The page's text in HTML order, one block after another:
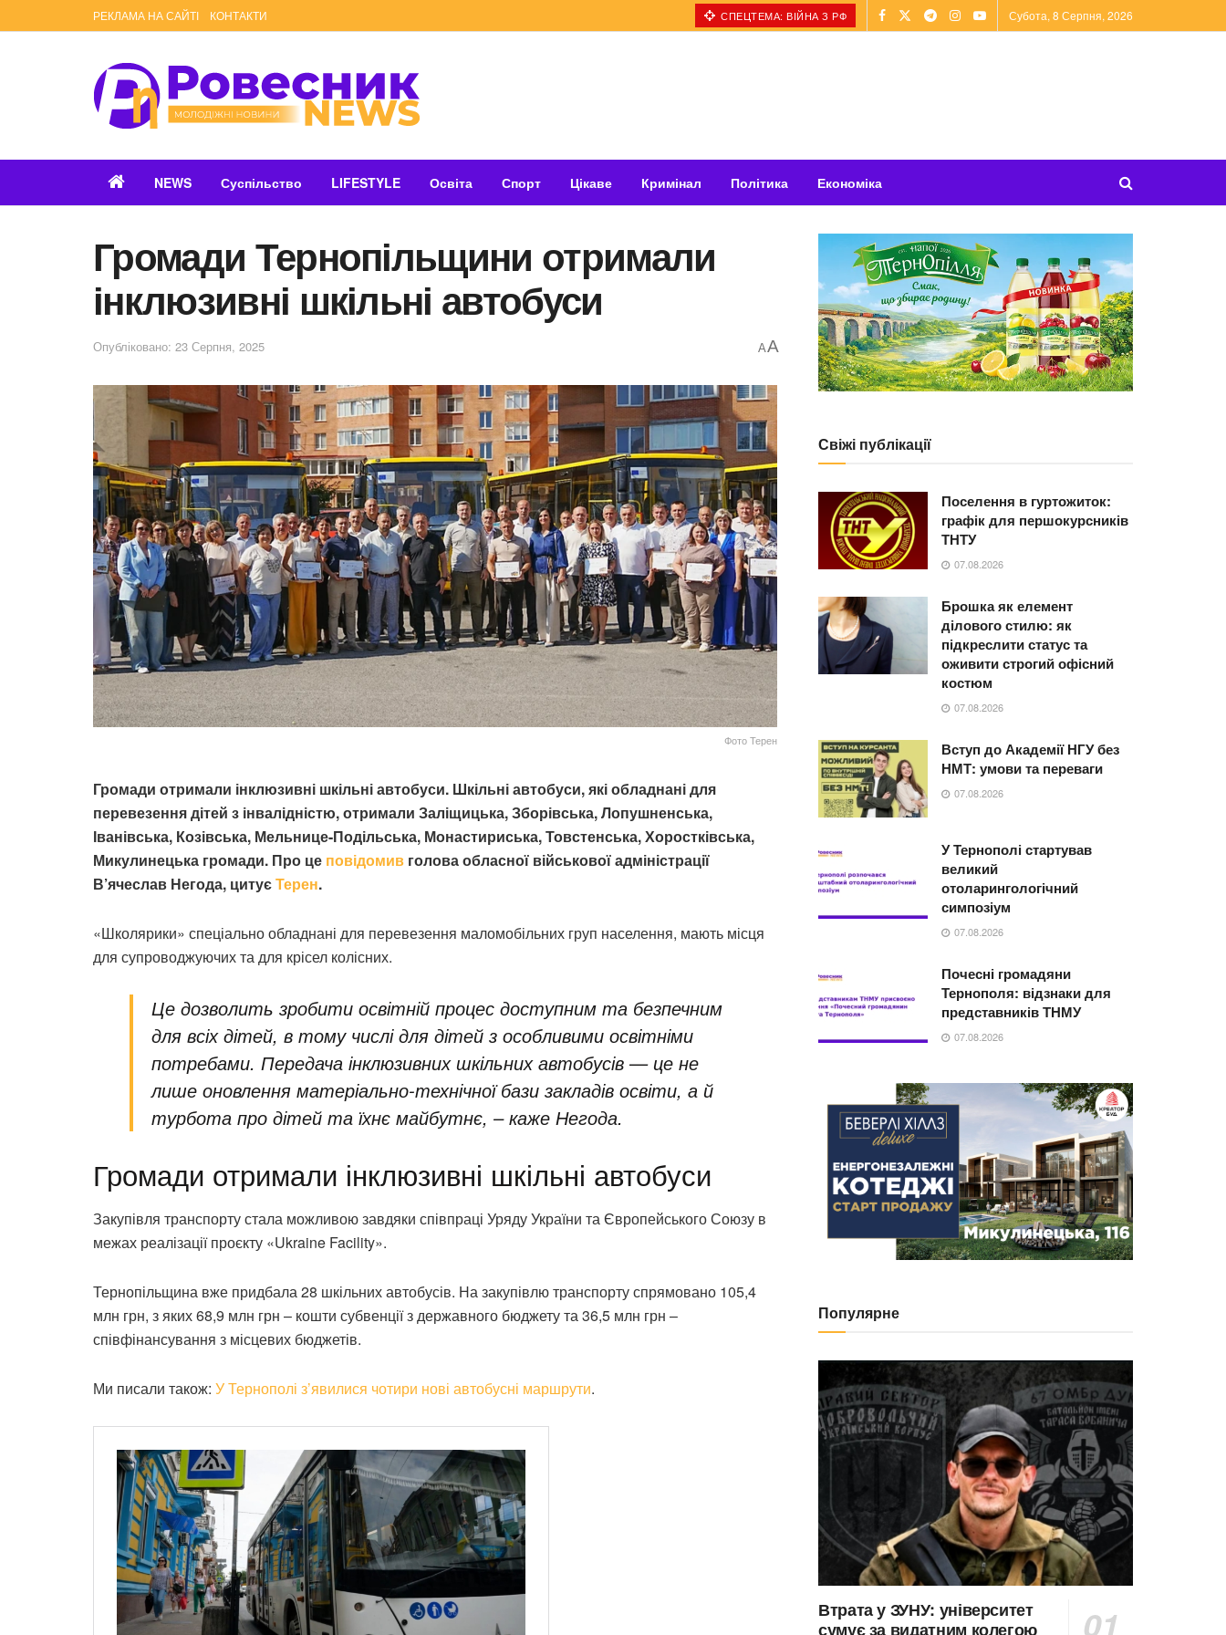
РЕКЛАМА НА САЙТІ КОНТАКТИ СПЕЦТЕМА: ВІЙНА З РФ Субота, 8 Серпня, 2026
NEWS Суспільство LIFESTYLE Освіта Спорт Цікаве Кримінал Політика Економіка
Громади Тернопільщини отримали
інклюзивні шкільні автобуси
Опубліковано: 23 Серпня, 2025 AA
Фото Терен
Громади отримали інклюзивні шкільні автобуси. Шкільні автобуси, які обладнані для
перевезення дітей з інвалідністю, отримали Заліщицька, Зборівська, Лопушненська,
Іванівська, Козівська, Мельнице-Подільська, Монастириська, Товстенська, Хоростківська,
Микулинецька громади. Про це повідомив голова обласної військової адміністрації
В’ячеслав Негода, цитуєТерен.
«Школярики» спеціально обладнані для перевезення маломобільних груп населення, мають місця
для супроводжуючих та для крісел колісних.
Це дозволить зробити освітній процес доступним та безпечним
для всіх дітей, в тому числі для дітей з особливими освітніми
потребами. Передача інклюзивних шкільних автобусів — це не
лише оновлення матеріально-технічної бази закладів освіти, а й
турбота про дітей та їхнє майбутнє, – каже Негода.
Громади отримали інклюзивні шкільні автобуси
Закупівля транспорту стала можливою завдяки співпраці Уряду України та Європейського Союзу в
межах реалізації проєкту «Ukraine Facility».
Тернопільщина вже придбала 28 шкільних автобусів. На закупівлю транспорту спрямовано 105,4
млн грн, з яких 68,9 млн грн – кошти субвенції з державного бюджету та 36,5 млн грн –
співфінансування з місцевих бюджетів.
Ми писали також: У Тернополі з’явилися чотири нові автобусні маршрути.
Свіжі публікації
Поселення в гуртожиток:
графік для першокурсників
ТНТУ
07.08.2026
Брошка як елемент
ділового стилю: як
підкреслити статус та
оживити строгий офісний
костюм
07.08.2026
Вступ до Академії НГУ без
НМТ: умови та переваги
07.08.2026
У Тернополі стартував
великий
отоларингологічний
симпозіум
07.08.2026
Почесні громадяни
Тернополя: відзнаки для
представників ТНМУ
07.08.2026
Популярне
Втрата у ЗУНУ: університет
сумує за видатним колегою